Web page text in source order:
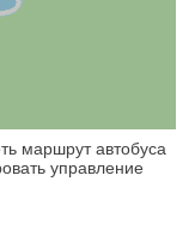
маршрут автобуса
управление